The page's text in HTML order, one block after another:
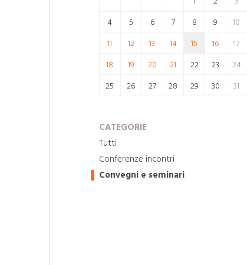
4
5 6 7 8 9
10
11
12 13 14 15 16
17
18
19 20 21 22 23
24
25
26 27 28 29 30 31
CATEGORIE
Tutti
Conferenze incontri
Convegni e seminari